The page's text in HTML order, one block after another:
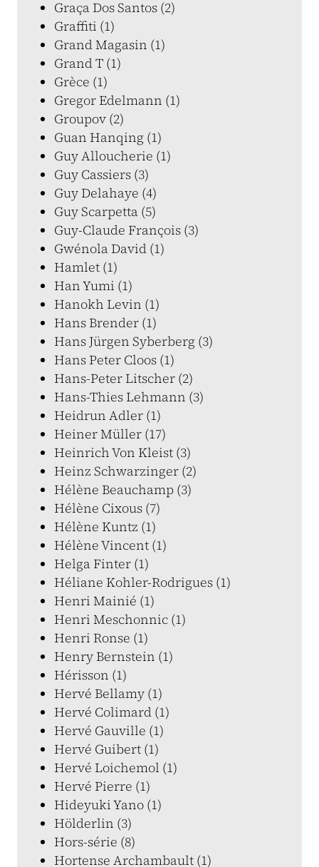
Graça Dos Santos (2)
Graffiti (1)
Grand Magasin (1)
Grand T (1)
Grèce (1)
Gregor Edelmann (1)
Groupov (2)
Guan Hanqing (1)
Guy Alloucherie (1)
Guy Cassiers (3)
Guy Delahaye (4)
Guy Scarpetta (5)
Guy-Claude François (3)
Gwénola David (1)
Hamlet (1)
Han Yumi (1)
Hanokh Levin (1)
Hans Brender (1)
Hans Jürgen Syberberg (3)
Hans Peter Cloos (1)
Hans-Peter Litscher (2)
Hans-Thies Lehmann (3)
Heidrun Adler (1)
Heiner Müller (17)
Heinrich Von Kleist (3)
Heinz Schwarzinger (2)
Hélène Beauchamp (3)
Hélène Cixous (7)
Hélène Kuntz (1)
Hélène Vincent (1)
Helga Finter (1)
Héliane Kohler-Rodrigues (1)
Henri Mainié (1)
Henri Meschonnic (1)
Henri Ronse (1)
Henry Bernstein (1)
Hérisson (1)
Hervé Bellamy (1)
Hervé Colimard (1)
Hervé Gauville (1)
Hervé Guibert (1)
Hervé Loichemol (1)
Hervé Pierre (1)
Hideyuki Yano (1)
Hölderlin (3)
Hors-série (8)
Hortense Archambault (1)